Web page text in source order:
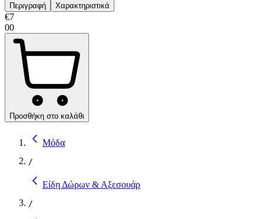
Περιγραφή Χαρακτηριστικά
€7
00
Προσθήκη στο καλάθι
Μόδα
/
Είδη Δώρων & Αξεσουάρ
/